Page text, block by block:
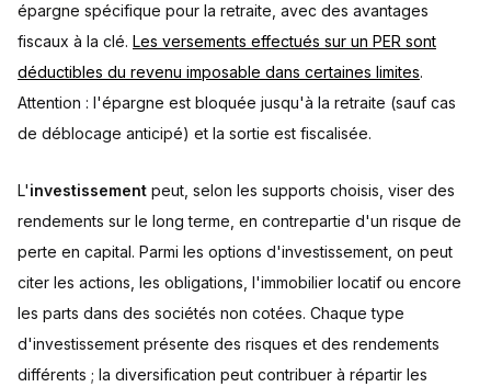
épargne spécifique pour la retraite, avec des avantages
fiscaux à la clé. Les versements effectués sur un PER sont
déductibles du revenu imposable dans certaines limites.
Attention : l'épargne est bloquée jusqu'à la retraite (sauf cas
de déblocage anticipé) et la sortie est fiscalisée.
L'investissement peut, selon les supports choisis, viser des
rendements sur le long terme, en contrepartie d'un risque de
perte en capital. Parmi les options d'investissement, on peut
citer les actions, les obligations, l'immobilier locatif ou encore
les parts dans des sociétés non cotées. Chaque type
d'investissement présente des risques et des rendements
différents ; la diversification peut contribuer à répartir les